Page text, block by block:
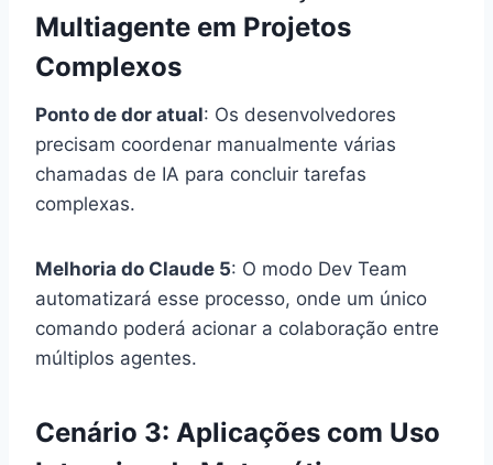
Multiagente em Projetos
Complexos
Ponto de dor atual: Os desenvolvedores
precisam coordenar manualmente várias
chamadas de IA para concluir tarefas
complexas.
Melhoria do Claude 5: O modo Dev Team
automatizará esse processo, onde um único
comando poderá acionar a colaboração entre
múltiplos agentes.
Cenário 3: Aplicações com Uso